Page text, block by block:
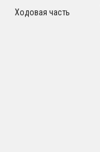
Ходовая часть